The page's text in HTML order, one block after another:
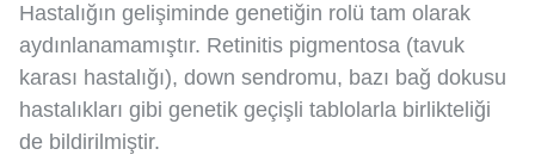
Hastalığın gelişiminde genetiğin rolü tam olarak
aydınlanamamıştır. Retinitis pigmentosa (tavuk
karası hastalığı), down sendromu, bazı bağ dokusu
hastalıkları gibi genetik geçişli tablolarla birlikteliği
de bildirilmiştir.